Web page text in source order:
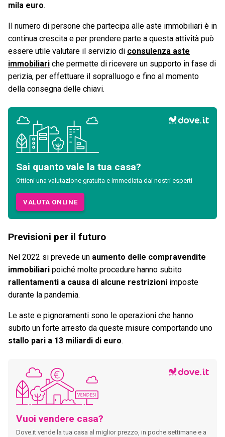
mila euro.
Il numero di persone che partecipa alle aste immobiliari è in
continua crescita e per prendere parte a questa attività può
essere utile valutare il servizio di consulenza aste
immobiliari che permette di ricevere un supporto in fase di
perizia, per effettuare il sopralluogo e fino al momento
della consegna delle chiavi.
Sai quanto vale la tua casa?
Ottieni una valutazione gratuita e immediata dai nostri esperti
VALUTA ONLINE
Previsioni per il futuro
Nel 2022 si prevede un aumento delle compravendite
immobiliari poiché molte procedure hanno subito
rallentamenti a causa di alcune restrizioni imposte
durante la pandemia.
Le aste e pignoramenti sono le operazioni che hanno
subito un forte arresto da queste misure comportando uno
stallo pari a 13 miliardi di euro.
Vuoi vendere casa?
Dove.it vende la tua casa al miglior prezzo, in poche settimane e a